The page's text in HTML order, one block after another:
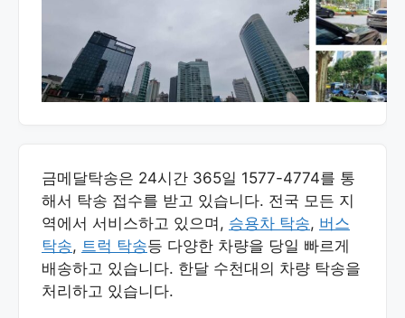
금메달탁송은 24시간 365일 1577-4774를 통
해서 탁송 접수를 받고 있습니다. 전국 모든 지
역에서 서비스하고 있으며, 승용차 탁송, 버스
탁송, 트럭 탁송등 다양한 차량을 당일 빠르게
배송하고 있습니다. 한달 수천대의 차량 탁송을
처리하고 있습니다.